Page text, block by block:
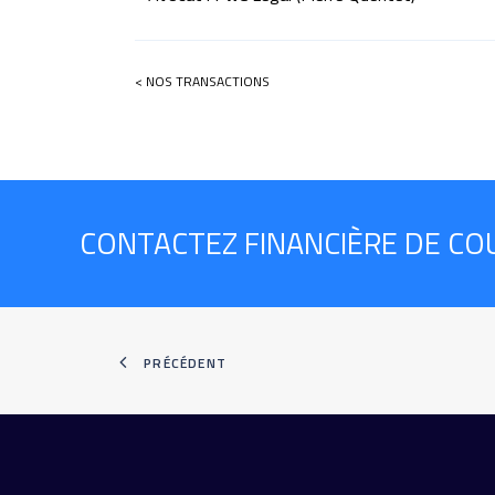
< NOS TRANSACTIONS
CONTACTEZ FINANCIÈRE DE
PRÉCÉDENT